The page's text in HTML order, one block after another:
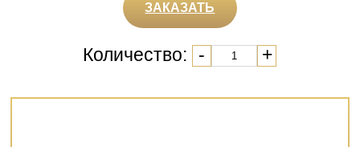
ЗАКАЗАТЬ
Количество: - +